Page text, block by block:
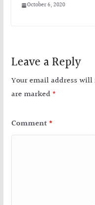
October 6, 2020
Leave a Reply
Your email address will
are marked *
Comment *